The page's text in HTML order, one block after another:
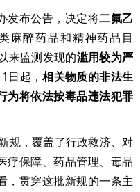
发布公告，决定将二氟乙
麻醉药品和精神药品目
来监测发现的滥用较为严
日起，相关物质的非法生
为将依法按毒品违法犯罪
，覆盖了行政救济、对
疗保障、药品管理、毒品
，贯穿这批新规的一条主